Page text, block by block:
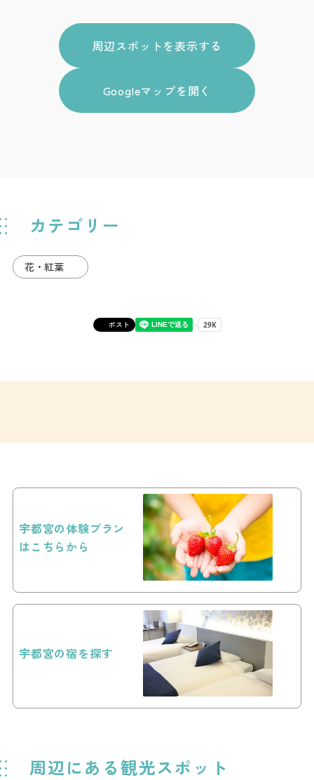
カテゴリー
花・紅葉
ポスト
周辺スポットを表示する
Googleマップを開く
宇都宮の体験プラン
はこちらから
宇都宮の宿を探す
周辺にある観光スポット